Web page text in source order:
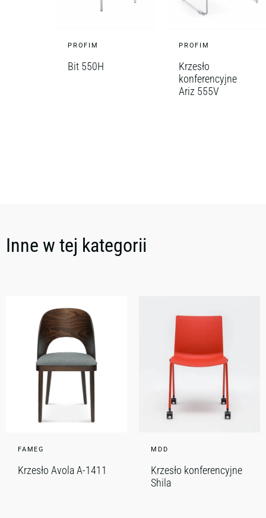
PROFIM
Bit 550H
PROFIM
Krzesło
konferencyjne
Ariz 555V
Inne w tej kategorii
FAMEG
Krzesło Avola A-1411
MDD
Krzesło konferencyjne
Shila